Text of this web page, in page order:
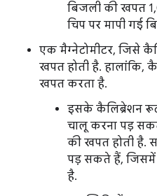
बिजली की खपत
चिप पर मापी गई
एक मैग्नेटोमीटर, जिसे
खपत होती है. हालांकि,
खपत करता है.
इसके कैलिब्रेशन
चालू करना पड़
की खपत होती है.
पड़ सकते हैं, जिसमें
है.